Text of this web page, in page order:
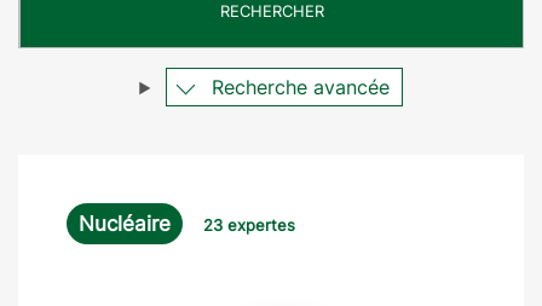
e
RECHERCHER
Recherche avancée
Nucléaire 23 expertes